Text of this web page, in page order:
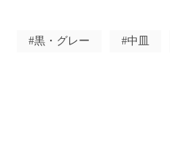
#黒・グレー #中皿